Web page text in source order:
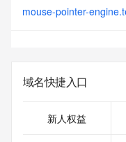
mouse-pointer-
域名快捷入口
新人权益